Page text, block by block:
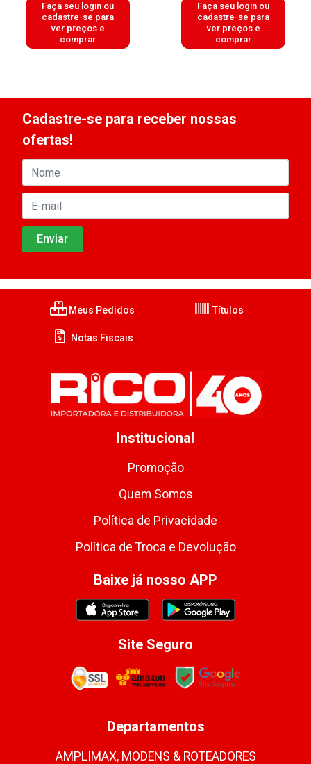
Faça seu login ou
cadastre-se para
ver preços e
comprar
Faça seu login ou
cadastre-se para
ver preços e
comprar
Cadastre-se para receber nossas
ofertas!
Meus Pedidos Títulos
Notas Fiscais
Institucional
Promoção
Quem Somos
Política de Privacidade
Política de Troca e Devolução
Baixe já nosso APP
Site Seguro
Departamentos
AMPLIMAX, MODENS & ROTEADORES